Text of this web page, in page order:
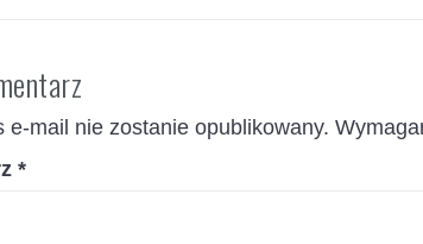
e-mail nie zostanie opublikowany.
*